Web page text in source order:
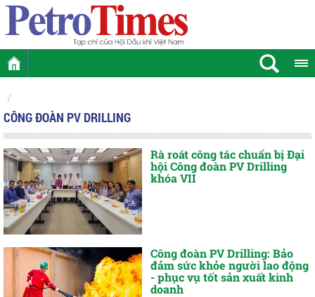
CÔNG ĐOÀN PV DRILLING
Rà roát công tác chuẩn bị Đại
hội Công đoàn PV Drilling
khóa VII
Công đoàn PV Drilling: Bảo
đảm sức khỏe người lao động
- phục vụ tốt sản xuất kinh
doanh